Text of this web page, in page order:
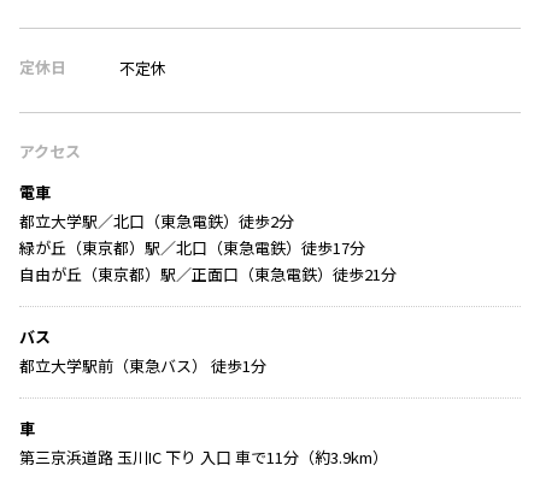
定休日 不定休
アクセス
電車
都立大学駅／北口（東急電鉄）徒歩2分
緑が丘（東京都）駅／北口（東急電鉄）徒歩17分
自由が丘（東京都）駅／正面口（東急電鉄）徒歩21分
バス
都立大学駅前（東急バス） 徒歩1分
車
第三京浜道路 玉川IC 下り 入口 車で11分（約3.9km）